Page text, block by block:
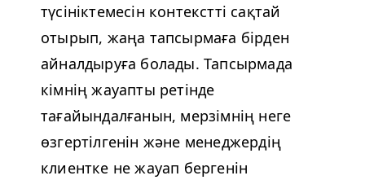
түсініктемесін контекстті сақтай
отырып, жаңа тапсырмаға бірден
айналдыруға болады. Тапсырмада
кімнің жауапты ретінде
тағайындалғанын, мерзімнің неге
өзгертілгенін және менеджердің
клиентке не жауап бергенін